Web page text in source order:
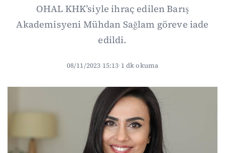
OHAL KHK’siyle ihraç edilen Barış
Akademisyeni Mühdan Sağlam göreve iade
edildi.
08/11/2023 15:13·1 dk okuma